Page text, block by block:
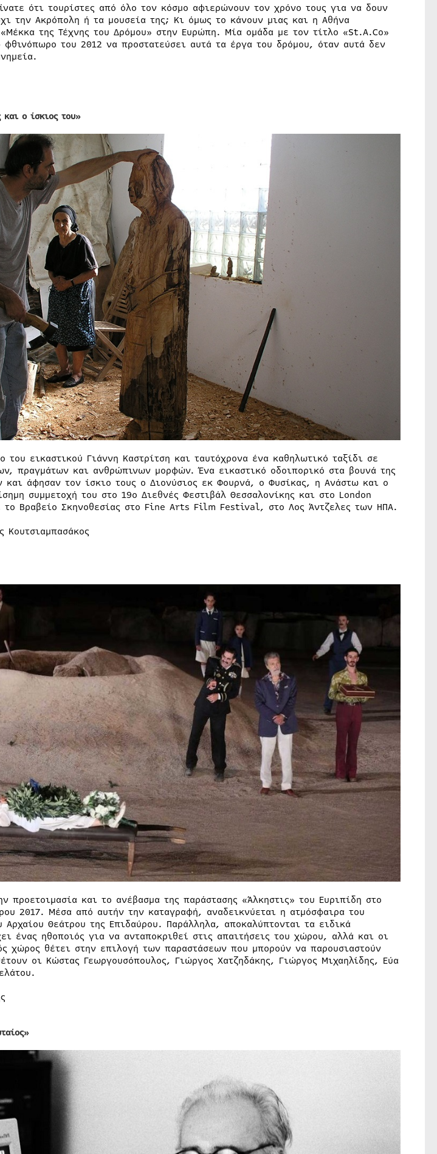
ότι τουρίστες από όλο τον κόσμο αφιερώνουν τον χρόνο τους για να δουν
την Ακρόπολη ή τα μουσεία της; Κι όμως το κάνουν μιας και η Αθήνα
της Τέχνης του Δρόμου» στην Ευρώπη. Μία ομάδα με τον τίτλο «St.A.Co»
του 2012 να προστατεύσει αυτά τα έργα του δρόμου, όταν αυτά δεν
ο ίσκιος του»
του εικαστικού Γιάννη Καστρίτση και ταυτόχρονα ένα καθηλωτικό ταξίδι σε
πραγμάτων και ανθρώπινων μορφών. Ένα εικαστικό οδοιπορικό στα βουνά της
και άφησαν τον ίσκιο τους ο Διονύσιος εκ Φουρνά, ο Φυσίκας, η Ανάστω και ο
συμμετοχή του στο 19ο Διεθνές Φεστιβάλ Θεσσαλονίκης και στο London
Βραβείο Σκηνοθεσίας στο Fine Arts Film Festival, στο Λος Άντζελες των ΗΠΑ.
Κουτσιαμπασάκος
προετοιμασία και το ανέβασμα της παράστασης «Άλκηστις» του Ευριπίδη στο
2017. Μέσα από αυτήν την καταγραφή, αναδεικνύεται η ατμόσφαιρα του
Θεάτρου της Επιδαύρου. Παράλληλα, αποκαλύπτονται τα ειδικά
ένας ηθοποιός για να ανταποκριθεί στις απαιτήσεις του χώρου, αλλά και οι
χώρος θέτει στην επιλογή των παραστάσεων που μπορούν να παρουσιαστούν
οι Κώστας Γεωργουσόπουλος, Γιώργος Χατζηδάκης, Γιώργος Μιχαηλίδης, Εύα